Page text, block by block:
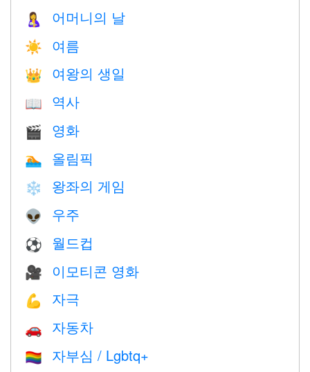
🤱 어머니의 날
☀️ 여름
👑 여왕의 생일
📖 역사
🎬 영화
🏊 올림픽
❄️ 왕좌의 게임
👽 우주
⚽ 월드컵
🎥 이모티콘 영화
💪 자극
🚗 자동차
🏳️‍🌈 자부심 / Lgbtq+